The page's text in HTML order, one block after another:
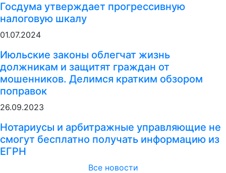
Госдума утверждает прогрессивную
налоговую шкалу
01.07.2024
Июльские законы облегчат жизнь
должникам и защитят граждан от
мошенников. Делимся кратким обзором
поправок
26.09.2023
Нотариусы и арбитражные управляющие не
смогут бесплатно получать информацию из
ЕГРН
Все новости